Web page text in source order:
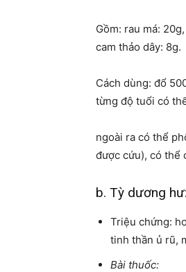
Gồm: rau má:
cam thảo dây: 8g.
Cách dùng: đổ
từng độ tuổi có
ngoài ra có thể
được cứu), có thể
b. Tỳ dương hư:
Triệu chứng:
tinh thần ủ rũ,
Bài thuốc: